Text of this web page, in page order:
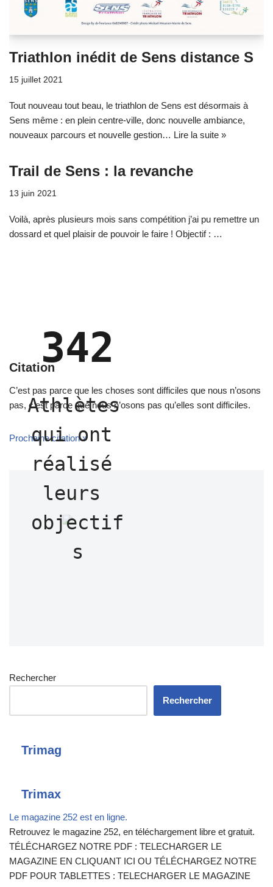
Triathlon inédit de Sens distance S
15 juillet 2021
Tout nouveau tout beau, le triathlon de Sens est désormais à
Sens même : en plein centre-ville, donc nouvelle ambiance,
nouveaux parcours et nouvelle gestion… Lire la suite »
Trail de Sens : la revanche
13 juin 2021
Voilà, après plusieurs mois sans compétition j’ai pu remettre un
dossard et quel plaisir de pouvoir le faire ! Objectif : …
Citation
C’est pas parce que les choses sont difficiles que nous n’osons
pas, c’est parce que nous n’osons pas qu’elles sont difficiles.
Prochaine citation »
342
Athlètes
qui ont
réalisé
leurs
objectif
s
Rechercher
Rechercher
Trimag
Trimax
Le magazine 252 est en ligne.
Retrouvez le magazine 252, en téléchargement libre et gratuit.
TÉLÉCHARGEZ NOTRE PDF : TELECHARGER LE
MAGAZINE EN CLIQUANT ICI OU TÉLÉCHARGEZ NOTRE
PDF POUR TABLETTES : TELECHARGER LE MAGAZINE